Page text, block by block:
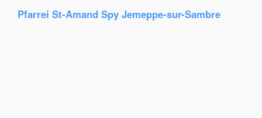
Pfarrei St-Amand Spy Jemeppe-sur-Sambre